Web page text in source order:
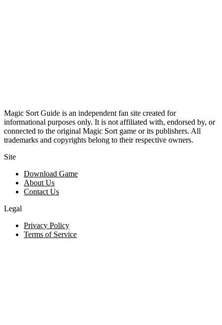
Magic Sort Guide is an independent fan site created for
informational purposes only. It is not affiliated with, endorsed by, or
connected to the original Magic Sort game or its publishers. All
trademarks and copyrights belong to their respective owners.
Site
Download Game
About Us
Contact Us
Legal
Privacy Policy
Terms of Service